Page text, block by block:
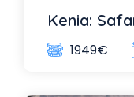
Kenia:
1949€